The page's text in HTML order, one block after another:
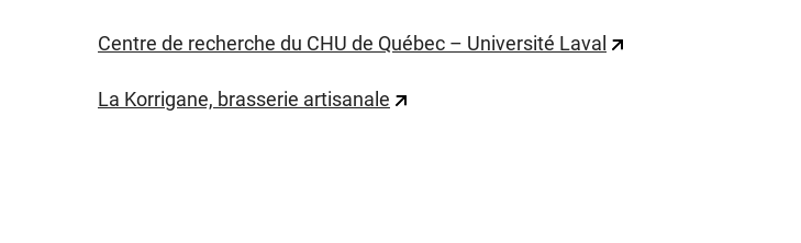
Centre de recherche du CHU de Québec – Université Laval
La Korrigane, brasserie artisanale